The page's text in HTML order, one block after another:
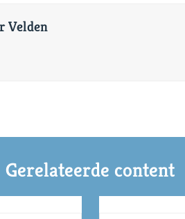
Velden
Gerelateerde content